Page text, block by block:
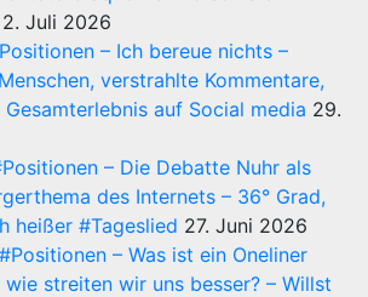
2. Juli 2026
– Ich bereue nichts –
verstrahlte Kommentare,
auf Social media 29.
– Die Debatte Nuhr als
des Internets – 36° Grad,
heißer #Tageslied 27. Juni 2026
– Was ist ein Oneliner
wie streiten wir uns besser? – Willst